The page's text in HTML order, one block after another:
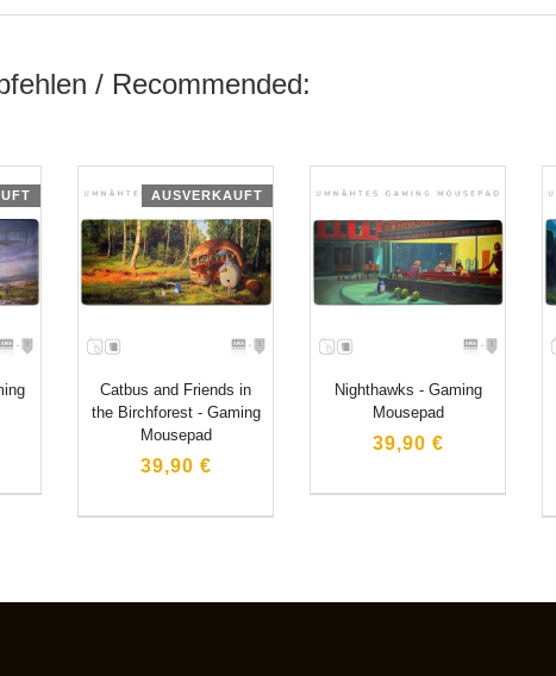
/ Recommended:
AUSVERKAUFT
Catbus and Friends in
the Birchforest - Gaming
Mousepad
39,90 €
Nighthawks - Gaming
Mousepad
39,90 €